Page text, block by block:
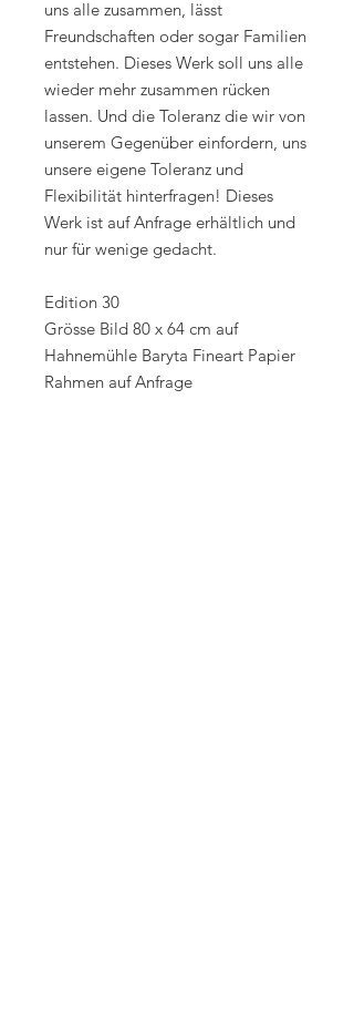
uns alle zusammen, lässt
Freundschaften oder sogar Familien
entstehen. Dieses Werk soll uns alle
wieder mehr zusammen rücken
lassen. Und die Toleranz die wir von
unserem Gegenüber einfordern, uns
unsere eigene Toleranz und
Flexibilität hinterfragen! Dieses
Werk ist auf Anfrage erhältlich und
nur für wenige gedacht.
Edition 30
Grösse Bild 80 x 64 cm auf
Hahnemühle Baryta Fineart Papier
Rahmen auf Anfrage